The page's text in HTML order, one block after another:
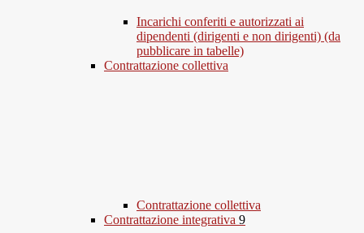
Incarichi conferiti e autorizzati ai
dipendenti (dirigenti e non dirigenti) (da
pubblicare in tabelle)
Contrattazione collettiva
Contrattazione collettiva
Contrattazione integrativa 9